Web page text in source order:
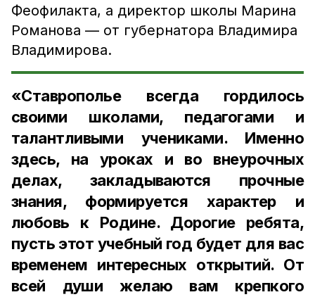
Феофилакта, а директор школы Марина
Романова — от губернатора Владимира
Владимирова.
«Ставрополье всегда гордилось
своими школами, педагогами и
талантливыми учениками. Именно
здесь, на уроках и во внеурочных
делах, закладываются прочные
знания, формируется характер и
любовь к Родине. Дорогие ребята,
пусть этот учебный год будет для вас
временем интересных открытий. От
всей души желаю вам крепкого